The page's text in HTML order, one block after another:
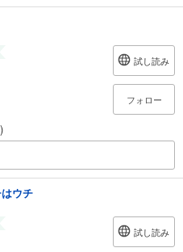
試し読み
フォロー
ウチ
試し読み